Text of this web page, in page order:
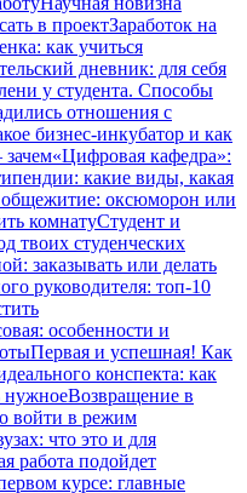
в проектЗаработок на
как учиться
дневник: для себя
у студента. Способы
отношения с
бизнес-инкубатор и как
зачем«Цифровая кафедра»:
какие виды, какая
оксюморон или
комнатуСтудент и
твоих студенческих
заказывать или делать
руководителя: топ-10
особенности и
Первая и успешная! Как
конспекта: как
нужноеВозвращение в
войти в режим
что это и для
работа подойдет
курсе: главные